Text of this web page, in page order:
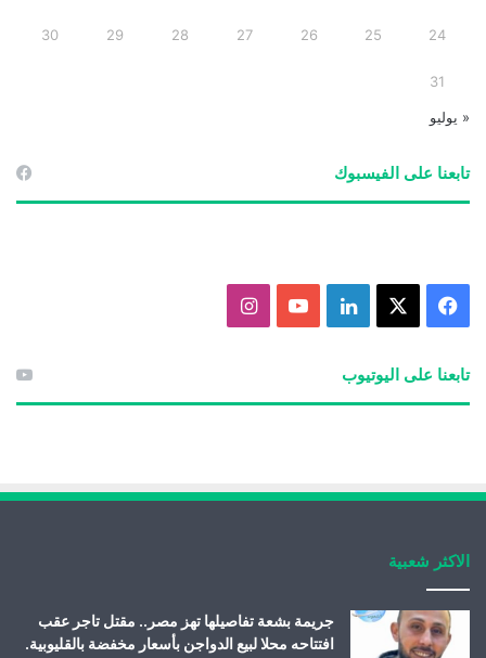
24
25
26
27
28
29
30
31
« يوليو
تابعنا على الفيسبوك
م
تابعنا على اليوتيوب
الاكثر شعبية
جريمة بشعة تفاصيلها تهز مصر.. مقتل تاجر عقب
افتتاحه محلا لبيع الدواجن بأسعار مخفضة بالقليوبية.